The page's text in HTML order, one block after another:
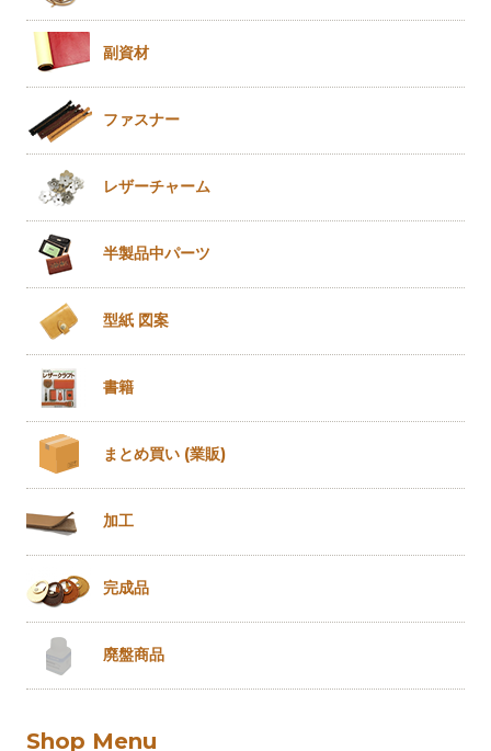
副資材
ファスナー
レザーチャーム
半製品中パーツ
型紙 図案
書籍
まとめ買い (業販)
加工
完成品
廃盤商品
Shop Menu